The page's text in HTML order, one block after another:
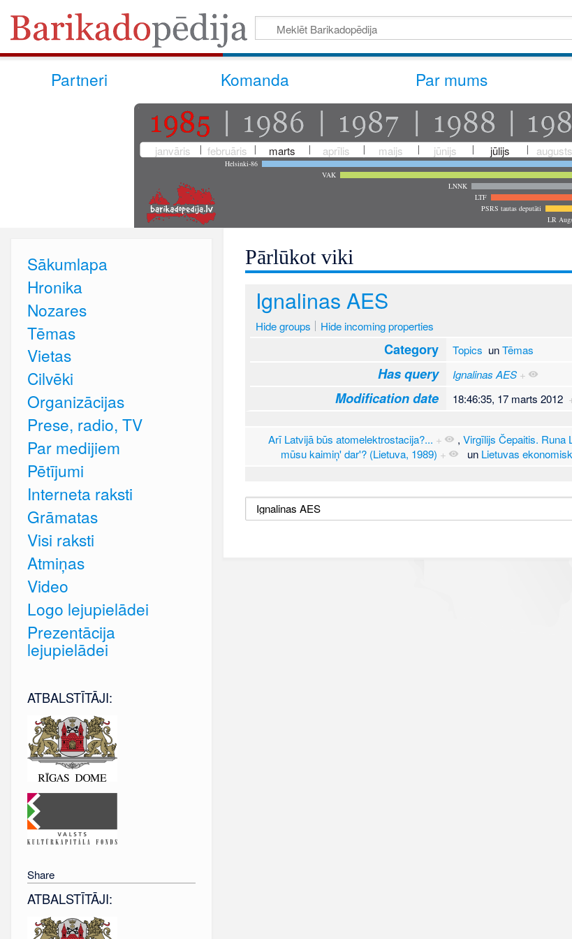
Partneri Komanda Par mums
janvāris februāris marts aprīlis maijs jūnijs jūlijs augusts
Helsinki-86
VAK
LNNK
LTF
PSRS tautas deputāti
LR
Pārlūkot viki
Ignalinas AES
Hide groups Hide incoming properties
Category Topics unTēmas
Has query Ignalinas AES +
Modification date 18:46:35, 17 marts 2012
Arī Latvijā būs atomelektrostacija?... + ,Virgīlijs Čepaitis. Runa
mūsu kaimiņ' dar'? (Lietuva, 1989) + un Lietuvas
Sākumlapa
Hronika
Nozares
Tēmas
Vietas
Cilvēki
Organizācijas
Prese, radio, TV
Par medijiem
Pētījumi
Interneta raksti
Grāmatas
Visi raksti
Atmiņas
Video
Logo lejupielādei
Prezentācija
lejupielādei
ATBALSTĪTĀJI:
Share
ATBALSTĪTĀJI: